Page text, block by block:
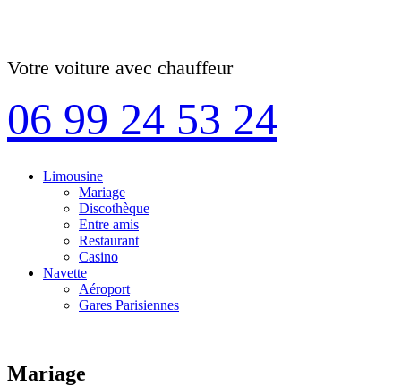
Votre voiture avec chauffeur
06 99 24 53 24
Limousine
Mariage
Discothèque
Entre amis
Restaurant
Casino
Navette
Aéroport
Gares Parisiennes
Mariage